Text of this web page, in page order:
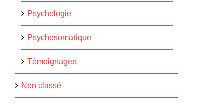
Psychologie
Psychosomatique
Témoignages
Non classé